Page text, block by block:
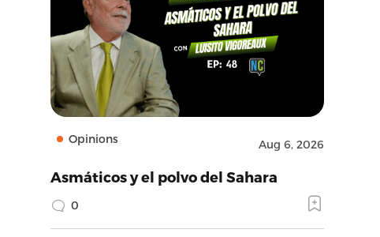
Opinions Aug 6, 2026
Asmáticos y el polvo del Sahara
0